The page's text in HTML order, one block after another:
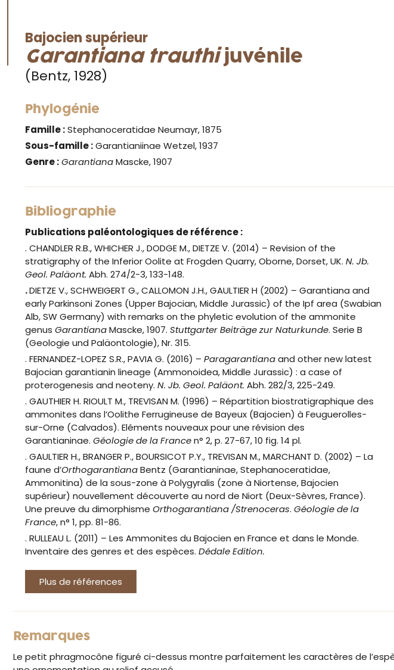
Bajocien supérieur
Garantiana trauthijuvénile
(Bentz, 1928)
Phylogénie
Famille :Stephanoceratidae Neumayr, 1875
Sous-famille :Garantianiinae Wetzel, 1937
Genre :GarantianaMascke, 1907
Bibliographie
Publications paléontologiques de référence :
. CHANDLER R.B., WHICHER J., DODGE M., DIETZE V. (2014) – Revision of the
stratigraphy of the Inferior Oolite at Frogden Quarry, Oborne, Dorset, UK. N. Jb.
Geol. Paläont. Abh. 274/2-3, 133-148.
.DIETZE V., SCHWEIGERT G., CALLOMON J.H., GAULTIER H (2002) – Garantiana and
early Parkinsoni Zones (Upper Bajocian, Middle Jurassic) of the Ipf area (Swabian
Alb, SW Germany) with remarks on the phyletic evolution of the ammonite
genus GarantianaMascke, 1907. Stuttgarter Beiträge zur Naturkunde. Serie B
(Geologie und Paläontologie), Nr. 315.
. FERNANDEZ-LOPEZ S.R., PAVIA G. (2016) – Paragarantianaand other new latest
Bajocian garantianin lineage (Ammonoidea, Middle Jurassic) : a case of
proterogenesis and neoteny. N. Jb. Geol. Paläont. Abh. 282/3, 225-249.
. GAUTHIER H. RIOULT M., TREVISAN M. (1996) – Répartition biostratigraphique des
ammonites dans l’Oolithe Ferrugineuse de Bayeux (Bajocien) à Feuguerolles-
sur-Orne (Calvados). Eléments nouveaux pour une révision des
Garantianinae. Géologie de la Francen° 2, p. 27-67, 10 fig. 14 pl.
. GAULTIER H., BRANGER P., BOURSICOT P.Y., TREVISAN M., MARCHANT D. (2002) – La
faune d’OrthogarantianaBentz (Garantianinae, Stephanoceratidae,
Ammonitina) de la sous-zone à Polygyralis (zone à Niortense, Bajocien
supérieur) nouvellement découverte au nord de Niort (Deux-Sèvres, France).
Une preuve du dimorphisme Orthogarantiana /Strenoceras. Géologie de la
France, n° 1, pp. 81-86.
. RULLEAU L. (2011) – Les Ammonites du Bajocien en France et dans le Monde.
Inventaire des genres et des espèces. Dédale Edition.
Plus de références
Remarques
Le petit phragmocône figuré ci-dessus montre parfaitement les caractères de